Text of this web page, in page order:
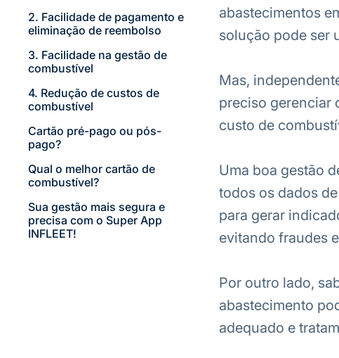
2. Facilidade de pagamento e
eliminação de reembolso
3. Facilidade na gestão de
combustível
4. Redução de custos de
combustível
Cartão pré-pago ou pós-
pago?
Qual o melhor cartão de
combustível?
Sua gestão mais segura e
precisa com o Super App
INFLEET!
abastecimentos
solução pode ser
Mas,
preciso gerenciar
custo de
Uma boa gestão
todos os dados
para gerar
evitando fraudes
Por outro lado,
abastecimento
adequado e